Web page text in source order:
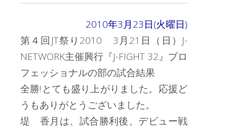
2010年3月23日(火曜日)
第４回JT祭り2010 3月21日（日）J-
NETWORK主催興行『J-FIGHT 32』プロ
フェッショナルの部の試合結果
全勝!とても盛り上がりました。応援ど
うもありがとうございました。
堤 香月は、試合勝利後、デビュー戦